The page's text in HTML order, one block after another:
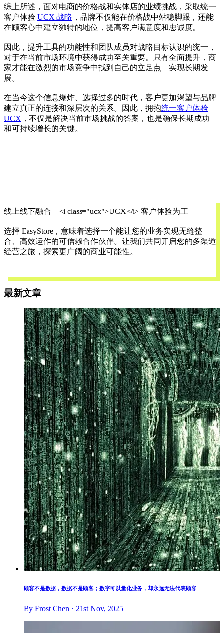
综上所述，面对电商的价格战和实体店的业绩挑战，采取统一
客户体验 UCX 战略 ，品牌不仅能在价格战中站稳脚跟，还能
在顾客心中建立独特的地位，提高客户满意度和忠诚度。
因此，提升工具的功能性和团队成员对战略目标认识的统一，
对于在当前市场环境中获得成功至关重要。只有全面提升，商
家才能在激烈的市场竞争中找到自己的立足点，实现长期发
展。
在当今这个信息爆炸、选择过多的时代，客户更加渴望与品牌
建立真正的连接和深层次的关系。因此，拥抱统一客户体验
UCX ，不仅是解决当前市场挑战的答案，也是确保长期成功
和可持续增长的关键。
线上线下融合，<i class="ucx">UCX</i> 客户体验为王
选择 EasyStore，意味着选择一个能让您的业务实现无缝整
合、高效运作的可信赖合作伙伴。让我们共同开启您的多渠道
经营之旅，探索更广阔的商业可能性。
最新文章
顾客不是数据，数据不是顾客；数字可以量化业务，却永远无法代表顾客
By Frost Chen · 21st Nov, 2025